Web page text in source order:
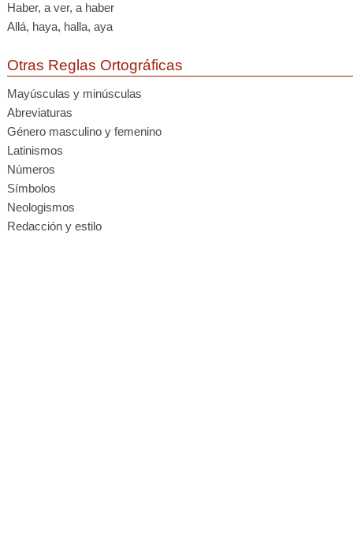
Haber, a ver, a haber
Allá, haya, halla, aya
Otras Reglas Ortográficas
Mayúsculas y minúsculas
Abreviaturas
Género masculino y femenino
Latinismos
Números
Símbolos
Neologismos
Redacción y estilo